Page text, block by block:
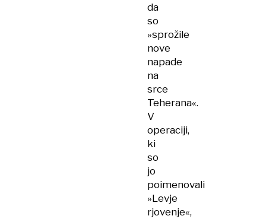
da
so
»sprožile
nove
napade
na
srce
Teherana«.
V
operaciji,
ki
so
jo
poimenovali
»Levje
rjovenje«,